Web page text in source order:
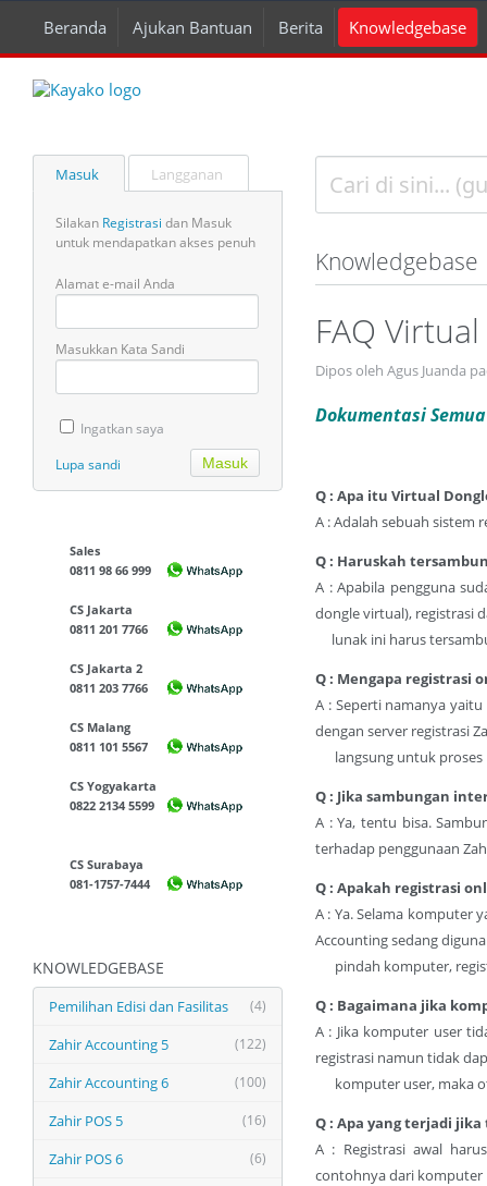
Beranda Ajukan Bantuan Berita Knowledgebase
Masuk Langganan
Silakan Registrasi dan Masuk
untuk mendapatkan akses penuh
Alamat e-mail Anda
Masukkan Kata Sandi
Ingatkan saya
Lupa sandi
Sales
0811 98 66 999
CS Jakarta
0811 201 7766
CS Jakarta 2
0811 203 7766
CS Malang
0811 101 5567
CS Yogyakarta
0822 2134 5599
CS Surabaya
081-1757-7444
KNOWLEDGEBASE
(4)
Pemilihan Edisi dan Fasilitas
(122)
Zahir Accounting 5
(100)
Zahir Accounting 6
(16)
Zahir POS 5
(6)
Zahir POS 6
Knowledgebase
FAQ
Dipos oleh Agus Juanda
Dokumentasi
Q : Apa itu Virtual
A : Adalah sebuah sistem
Q : Haruskah
A : Apabila pengguna
dongle virtual), registrasi
lunak ini harus
Q : Mengapa registrasi
A : Seperti namanya
dengan server registrasi
langsung untuk proses
Q : Jika sambungan
A : Ya, tentu bisa.
terhadap penggunaan
Q : Apakah registrasi
A : Ya. Selama komputer
Accounting sedang
pindah komputer,
Q : Bagaimana jika
A : Jika komputer user
registrasi namun tidak
komputer user, maka
Q : Apa yang terjadi
A : Registrasi awal
contohnya dari komputer